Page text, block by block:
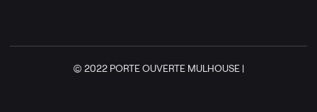
© 2022 PORTE OUVERTE MULHOUSE |